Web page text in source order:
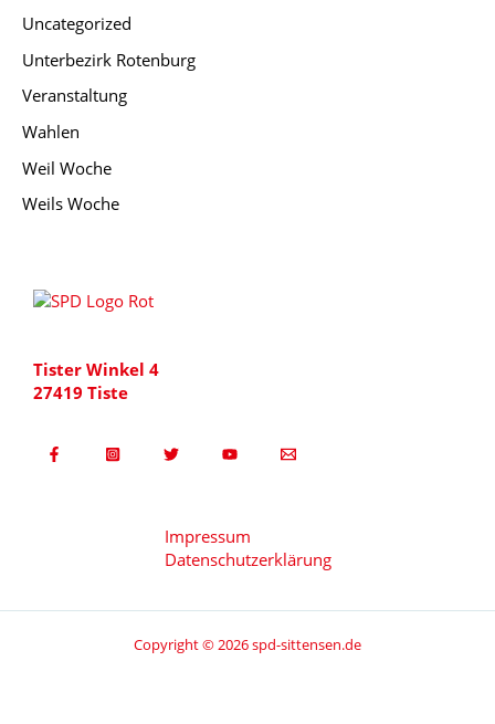
Uncategorized
Unterbezirk Rotenburg
Veranstaltung
Wahlen
Weil Woche
Weils Woche
Tister Winkel 4
27419 Tiste
Impressum
Datenschutzerklärung
Copyright © 2026 spd-sittensen.de